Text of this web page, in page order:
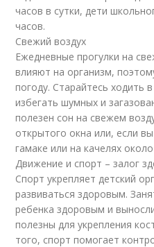
часов в сутки, дети
часов.
Свежий воздух
Ежедневные прогулки на
влияют на организм,
погоду. Старайтесь ходить
избегать шумных и
полезен сон на свежем
открытого окна или, если
гамаке или на качелях
Движение и спорт – залог
Спорт укрепляет детский
развиваться здоровым.
ребенка здоровым и
полезны для укрепления
того, спорт помогает